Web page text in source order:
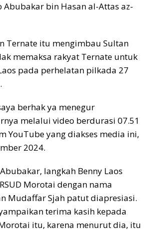
bin Hasan al-Attas az-
Ternate itu mengimbau Sultan
memaksa rakyat Ternate untuk
pada perhelatan pilkada 27
berhak ya menegur
melalui video berdurasi 07.51
YouTube yang diakses media ini,
2024.
langkah Benny Laos
Morotai dengan nama
Mudaffar Sjah patut diapresiasi.
terima kasih kepada
itu, karena menurut dia, itu